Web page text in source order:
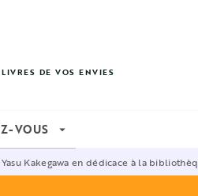
DE VOS ENVIES
VOUS arrow_drop_down
Yasu Kakegawa en dédicace à la